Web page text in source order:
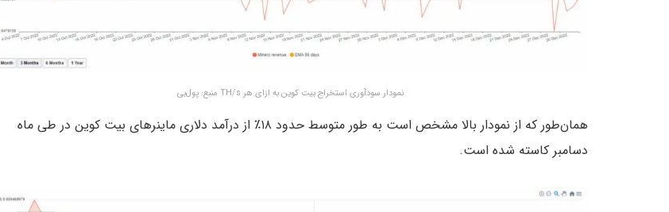
نمودار سودآوری استخراج بیت کوین به ازای هر TH/s منبع: پول‌بی
همان‌طور که از نمودار بالا مشخص است به طور متوسط حدود ۱۸٪ از درآمد دلاری ماینرهای بیت کوین در طی ماه
دسامبر کاسته شده است.